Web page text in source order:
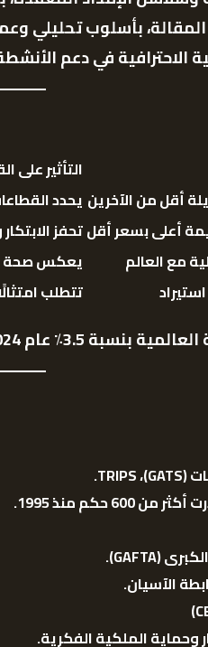
بأسلوب تحليلي
الاحترافية في دعم
التأثير على
أقل من الآخرين يحدد
أعلى بسعر أقلتحفز
مع العالم
يعكس صحة
تتطلب
التوترات الجيوسياسية، وفق تقرير
(GATS) ،TRIPS.
600 حكم منذ 1995
.
(GAFTA).
الآسيان.
وحماية الملكية الفكرية.